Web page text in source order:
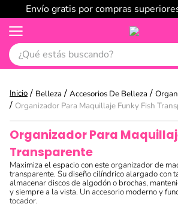
Envío gratis por compras
¿Qué estás buscando?
Belleza Accesorios De Belleza
Organizador Para Maquillaje Funky Fish
Organizador Para
Transparente
Maximiza el espacio con este organizador de
transparente. Su diseño cilíndrico alargado con
almacenar discos de algodón o brochas,
y siempre a la vista. Un accesorio moderno y
tocador.